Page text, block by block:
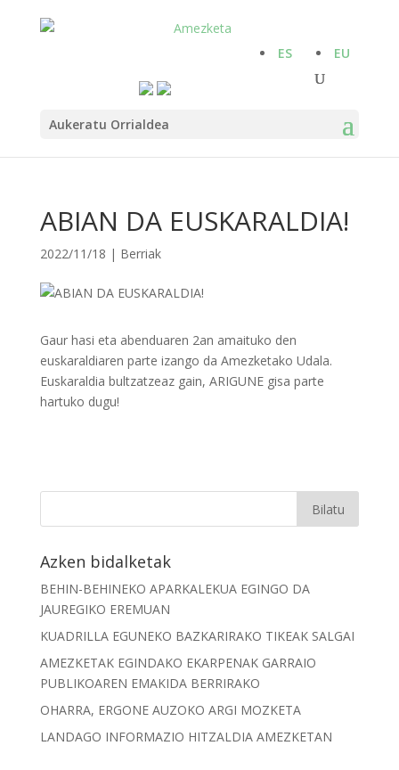
Aukeratu Orrialdea
ES EU
ABIAN DA EUSKARALDIA!
2022/11/18 | Berriak
Gaur hasi eta abenduaren 2an amaituko den
euskaraldiaren parte izango da Amezketako Udala.
Euskaraldia bultzatzeaz gain, ARIGUNE gisa parte
hartuko dugu!
Azken bidalketak
BEHIN-BEHINEKO APARKALEKUA EGINGO DA
JAUREGIKO EREMUAN
KUADRILLA EGUNEKO BAZKARIRAKO TIKEAK SALGAI
AMEZKETAK EGINDAKO EKARPENAK GARRAIO
PUBLIKOAREN EMAKIDA BERRIRAKO
OHARRA, ERGONE AUZOKO ARGI MOZKETA
LANDAGO INFORMAZIO HITZALDIA AMEZKETAN